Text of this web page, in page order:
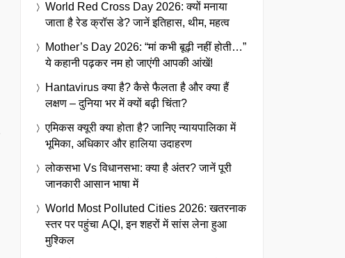
World Red Cross Day 2026: क्यों मनाया
जाता है रेड क्रॉस डे? जानें इतिहास, थीम, महत्व
Mother’s Day 2026: “मां कभी बूढ़ी नहीं होती…”
ये कहानी पढ़कर नम हो जाएंगी आपकी आंखें!
Hantavirus क्या है? कैसे फैलता है और क्या हैं
लक्षण – दुनिया भर में क्यों बढ़ी चिंता?
एमिकस क्यूरी क्या होता है? जानिए न्यायपालिका में
भूमिका, अधिकार और हालिया उदाहरण
लोकसभा Vs विधानसभा: क्या है अंतर? जानें पूरी
जानकारी आसान भाषा में
World Most Polluted Cities 2026: खतरनाक
स्तर पर पहुंचा AQI, इन शहरों में सांस लेना हुआ
मुश्किल